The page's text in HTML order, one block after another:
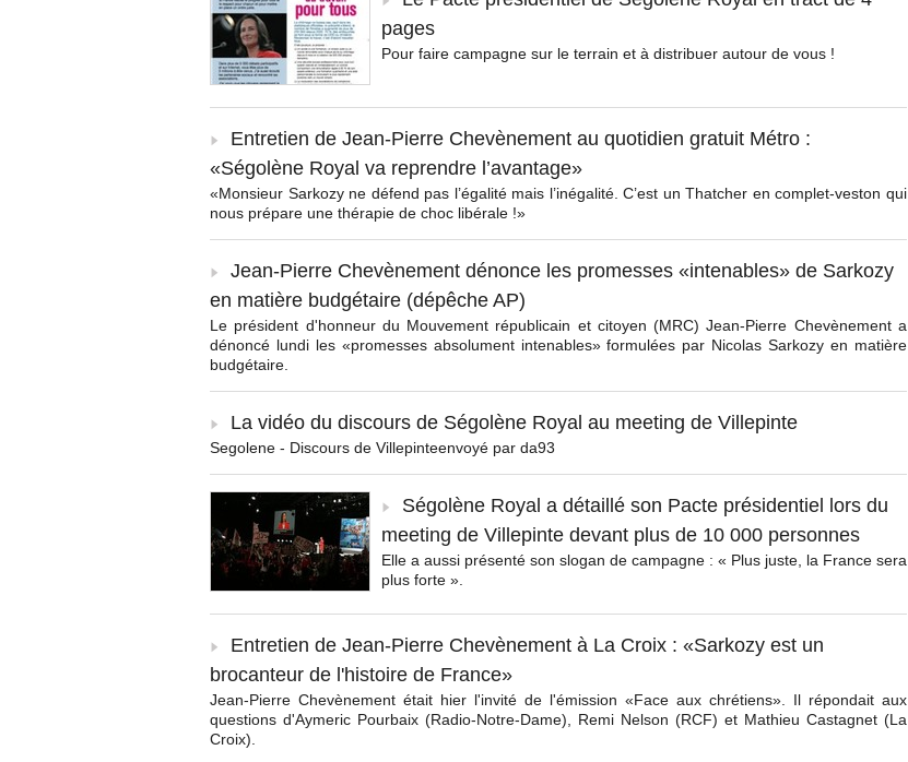
pages
Pour faire campagne sur le terrain et à distribuer autour de vous !
Entretien de Jean-Pierre Chevènement au quotidien gratuit Métro :
«Ségolène Royal va reprendre l’avantage»
«Monsieur Sarkozy ne défend pas l’égalité mais l’inégalité. C’est un Thatcher en complet-veston qui
nous prépare une thérapie de choc libérale !»
Jean-Pierre Chevènement dénonce les promesses «intenables» de Sarkozy
en matière budgétaire (dépêche AP)
Le président d'honneur du Mouvement républicain et citoyen (MRC) Jean-Pierre Chevènement a
dénoncé lundi les «promesses absolument intenables» formulées par Nicolas Sarkozy en matière
budgétaire.
La vidéo du discours de Ségolène Royal au meeting de Villepinte
Segolene - Discours de Villepinteenvoyé par da93
Ségolène Royal a détaillé son Pacte présidentiel lors du
meeting de Villepinte devant plus de 10 000 personnes
Elle a aussi présenté son slogan de campagne : « Plus juste, la France sera
plus forte ».
Entretien de Jean-Pierre Chevènement à La Croix : «Sarkozy est un
brocanteur de l'histoire de France»
Jean-Pierre Chevènement était hier l'invité de l'émission «Face aux chrétiens». Il répondait aux
questions d'Aymeric Pourbaix (Radio-Notre-Dame), Remi Nelson (RCF) et Mathieu Castagnet (La
Croix).